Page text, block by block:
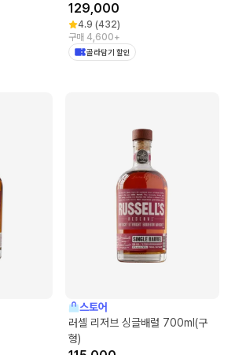
129,000
4.9 (432)
구매 4,600+
골라담기 할인
스토어
러셀 리저브 싱글배럴 700ml(구
형)